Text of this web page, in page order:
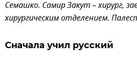
Семашко. Самир Закут – хирург,
хирургическим отделением.
Сначала учил русский